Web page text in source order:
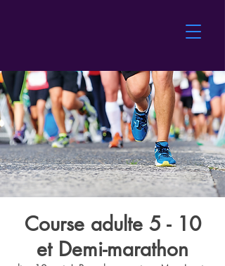
Course adulte 5 - 10
et Demi-marathon